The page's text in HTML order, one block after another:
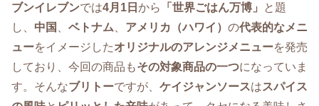
ブンイレブンでは4月1日 から 「世界ごはん万博」
と題
し、 中国 ベトナム アメリカ（ハワイ） の代表的なメニ
ューをイメージしたオリジナルのアレンジメニューを発売
しており、今回の商品もその対象商品の一つになっていま
す。そんなブリトーですが、 ケイジャンソースはスパイス